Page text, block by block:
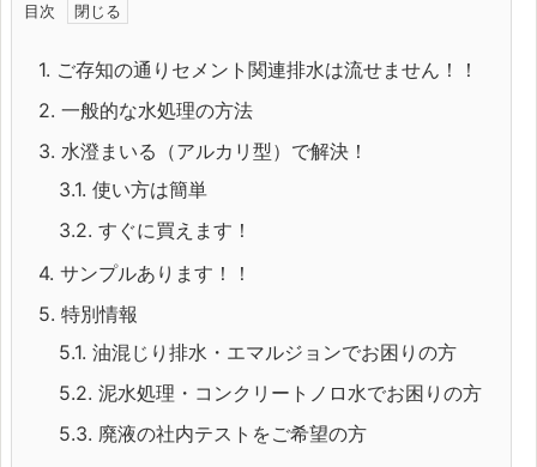
目次
1. ご存知の通りセメント関連排水は流せません！！
2. 一般的な水処理の方法
3. 水澄まいる（アルカリ型）で解決！
3.1. 使い方は簡単
3.2. すぐに買えます！
4. サンプルあります！！
5. 特別情報
5.1. 油混じり排水・エマルジョンでお困りの方
5.2. 泥水処理・コンクリートノロ水でお困りの方
5.3. 廃液の社内テストをご希望の方